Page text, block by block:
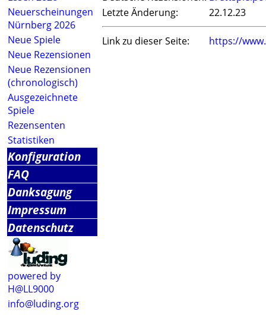
Neuerscheinungen
Nürnberg 2026
Neue Spiele
Neue Rezensionen
Neue Rezensionen
(chronologisch)
Ausgezeichnete
Spiele
Rezensenten
Statistiken
Konfiguration
FAQ
Danksagung
Impressum
Datenschutz
powered by
H@LL9000
info@luding.org
Letzte Änderung:
22.12.23
Link zu dieser Seite: https://